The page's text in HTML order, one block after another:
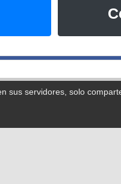
sus servidores, solo